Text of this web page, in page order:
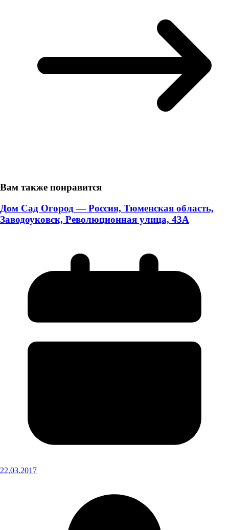
Вам также понравится
Дом Сад Огород — Россия, Тюменская область,
Заводоуковск, Революционная улица, 43А
22.03.2017